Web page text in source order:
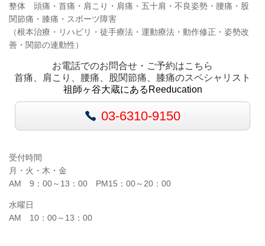
整体 頭痛・首痛・肩こり・肩痛・五十肩・不良姿勢・腰痛・股
関節痛・膝痛・スポーツ障害
（根本治療・リハビリ・徒手療法・運動療法・動作修正・姿勢改
善・関節の連動性）
お電話でのお問合せ・ご予約はこちら
首痛、肩こり、腰痛、股関節痛、膝痛のスペシャリスト
祖師ヶ谷大蔵にあるReeducation
03-6310-9150
受付時間
月・火・木・金
AM 9：00～13：00 PM15：00～20：00
水曜日
AM 10 ：00～13：00